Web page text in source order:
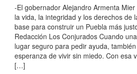
-El gobernador Alejandro Armenta
la vida, la integridad y los derechos de
base para construir un Puebla más
Redacción Los Conjurados Cuando
lugar seguro para pedir ayuda,
esperanza de vivir sin miedo. Con esa
[…]